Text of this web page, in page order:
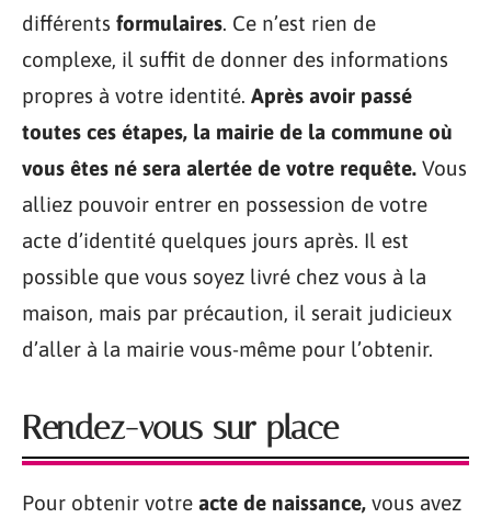
différents formulaires. Ce n’est rien de
complexe, il suffit de donner des informations
propres à votre identité. Après avoir passé
toutes ces étapes, la mairie de la commune où
vous êtes né sera alertée de votre requête. Vous
alliez pouvoir entrer en possession de votre
acte d’identité quelques jours après. Il est
possible que vous soyez livré chez vous à la
maison, mais par précaution, il serait judicieux
d’aller à la mairie vous-même pour l’obtenir.
Rendez-vous sur place
Pour obtenir votre acte de naissance, vous avez